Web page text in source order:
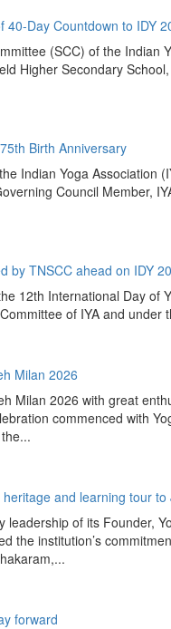
40-Day Countdown to IDY
(SCC) of the
Higher Secondary
Birth Anniversary
Indian Yoga Association
Council Member,
by TNSCC ahead on IDY
12th International Day of
of IYA and
Milan 2026
Milan 2026 with great
commenced with
and learning tour
leadership of its Founder,
the institution’s
forward